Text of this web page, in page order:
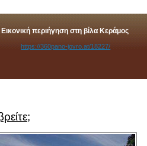
Εικονική περιήγηση στη βίλα Κεράμος
https://360pano-jovro.at/18227/